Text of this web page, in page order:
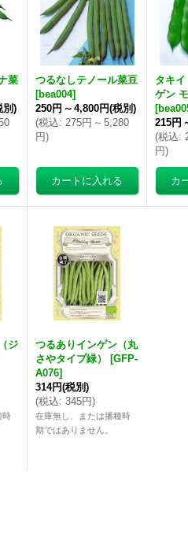
菜
別)
つるなしテノール菜豆
[bea004]
250円 ～ 4,800円(税別)
(税込: 275円 ～ 5,280
円)
タキ
ゲン
[
215円
(税込:
円)
ジ
時
つるありインゲン（丸
さやタイプ緑）
[GFP-
A076]
314円(税別)
(税込: 345円)
在庫無し、または播種時
期ではありません。